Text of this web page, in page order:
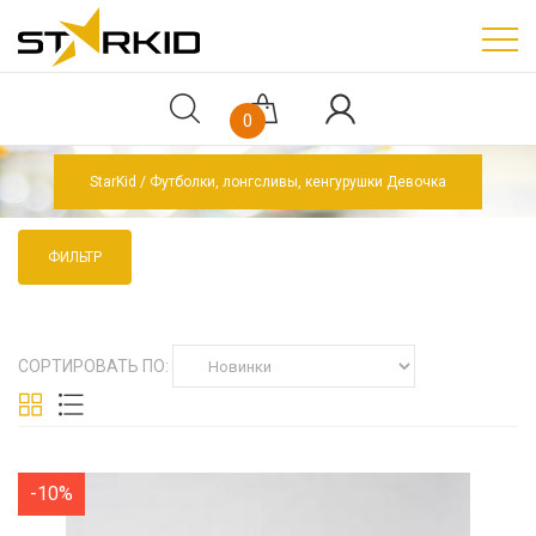
0
StarKid Футболки, лонгсливы, кенгурушки Девочка
ФИЛЬТР
СОРТИРОВАТЬ ПО:
-10%